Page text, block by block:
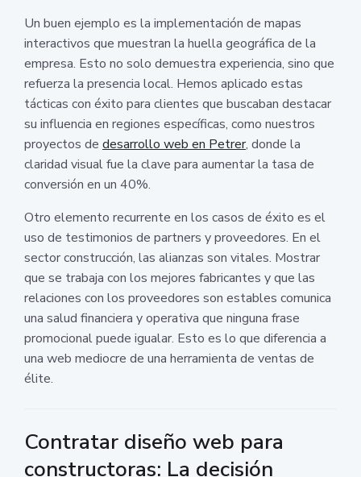
Un buen ejemplo es la implementación de mapas
interactivos que muestran la huella geográfica de la
empresa. Esto no solo demuestra experiencia, sino que
refuerza la presencia local. Hemos aplicado estas
tácticas con éxito para clientes que buscaban destacar
su influencia en regiones específicas, como nuestros
proyectos de desarrollo web en Petrer, donde la
claridad visual fue la clave para aumentar la tasa de
conversión en un 40%.
Otro elemento recurrente en los casos de éxito es el
uso de testimonios de partners y proveedores. En el
sector construcción, las alianzas son vitales. Mostrar
que se trabaja con los mejores fabricantes y que las
relaciones con los proveedores son estables comunica
una salud financiera y operativa que ninguna frase
promocional puede igualar. Esto es lo que diferencia a
una web mediocre de una herramienta de ventas de
élite.
Contratar diseño web para
constructoras: La decisión